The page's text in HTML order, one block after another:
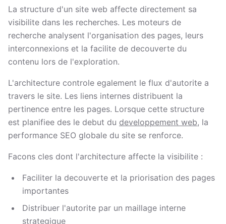
La structure d'un site web affecte directement sa
visibilite dans les recherches. Les moteurs de
recherche analysent l'organisation des pages, leurs
interconnexions et la facilite de decouverte du
contenu lors de l'exploration.
L'architecture controle egalement le flux d'autorite a
travers le site. Les liens internes distribuent la
pertinence entre les pages. Lorsque cette structure
est planifiee des le debut du developpement web, la
performance SEO globale du site se renforce.
Facons cles dont l'architecture affecte la visibilite :
Faciliter la decouverte et la priorisation des pages
importantes
Distribuer l'autorite par un maillage interne
strategique